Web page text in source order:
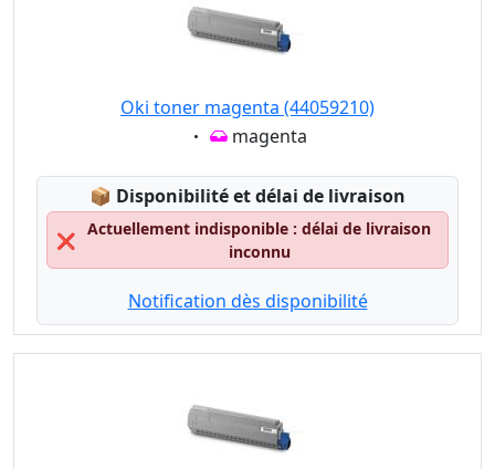
Oki toner magenta (44059210)
Eigenschaft:
magenta
📦 Lagerstatus:
Disponibilité et délai de livraison
❌
Actuellement indisponible : délai de livraison
inconnu
Notification dès disponibilité